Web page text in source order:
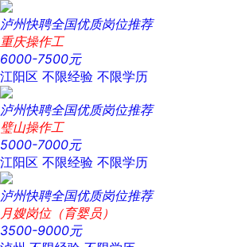
泸州快聘全国优质岗位推荐
重庆操作工
6000-7500元
江阳区 不限经验 不限学历
泸州快聘全国优质岗位推荐
璧山操作工
5000-7000元
江阳区 不限经验 不限学历
泸州快聘全国优质岗位推荐
月嫂岗位（育婴员）
3500-9000元